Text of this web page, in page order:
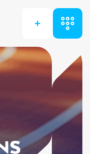
+